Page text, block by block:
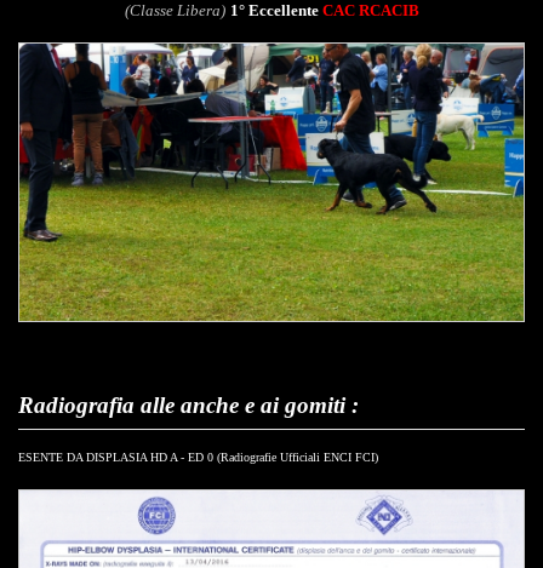
(Classe Libera) 1° Eccellente CAC RCACIB
Radiografia alle anche e ai gomiti :
ESENTE DA DISPLASIA HD A - ED 0 (Radiografie Ufficiali ENCI FCI)